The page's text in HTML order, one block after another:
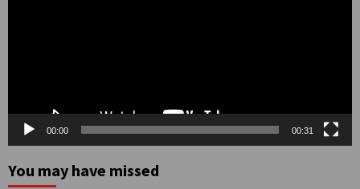
00:00 00:31
You may have missed